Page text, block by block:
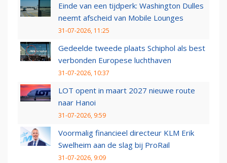
Einde van een tijdperk: Washington Dulles
neemt afscheid van Mobile Lounges
31-07-2026, 11:25
Gedeelde tweede plaats Schiphol als best
verbonden Europese luchthaven
31-07-2026, 10:37
LOT opent in maart 2027 nieuwe route
naar Hanoi
31-07-2026, 9:59
Voormalig financieel directeur KLM Erik
Swelheim aan de slag bij ProRail
31-07-2026, 9:09